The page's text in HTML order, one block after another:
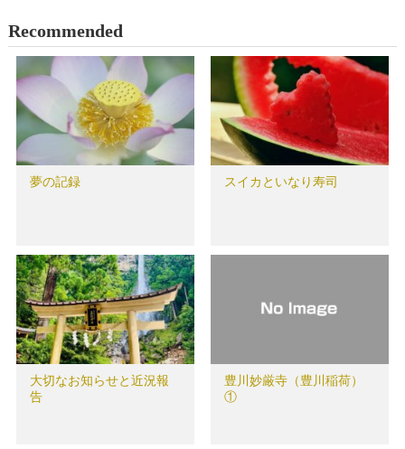
Recommended
夢の記録 スイカといなり寿司
大切なお知らせと近況報
告
豊川妙厳寺（豊川稲荷）
①